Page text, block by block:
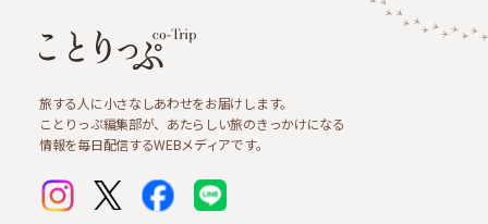
旅する人に小さなしあわせをお届けします。
ことりっぷ編集部が、あたらしい旅のきっかけになる
情報を毎日配信するWEBメディアです。